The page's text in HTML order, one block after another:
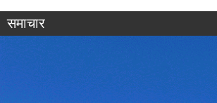
समाचार